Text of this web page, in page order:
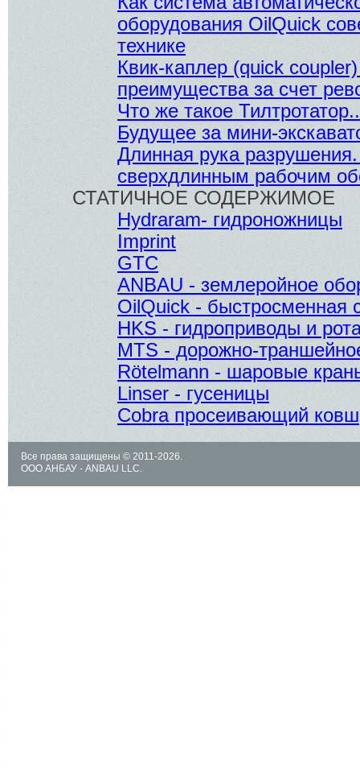
оборудования OilQuick
технике
Квик-каплер (quick
преимущества за счет
Что же такое
Будущее за мини-
Длинная рука
сверхдлинным рабочим
СТАТИЧНОЕ СОДЕРЖИМОЕ
Hydraram- гидроножницы
Imprint
GTC
ANBAU - землеройное
OilQuick - быстросменная
HKS - гидроприводы и
MTS - дорожно-
Rötelmann - шаровые
Linser - гусеницы
Cobra просеивающий ковш
Все права защищены © 2011-2026.
ООО АНБАУ - ANBAU LLC.